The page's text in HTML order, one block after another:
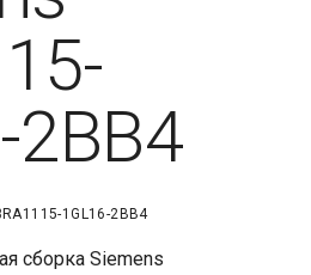
2BB4
1GL16-2BB4
сборка Siemens